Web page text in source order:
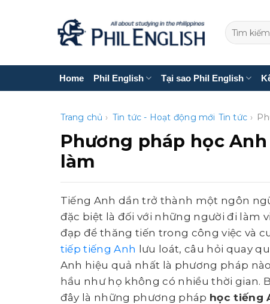
Home Phil English Tại sao Phil English
Trang chủ › Tin tức - Hoạt động mới Tin tức ›
Phương pháp học
làm
Tiếng Anh dần trở thành một ngôn
đặc biệt là đối với những người đi làm
đạp để thăng tiến trong công việc và
tiếp tiếng Anh
lưu loát, câu hỏi quay
Anh hiệu quả nhất là phương pháp
hầu như họ không có nhiều thời gian.
đây là những phương pháp học tiếng